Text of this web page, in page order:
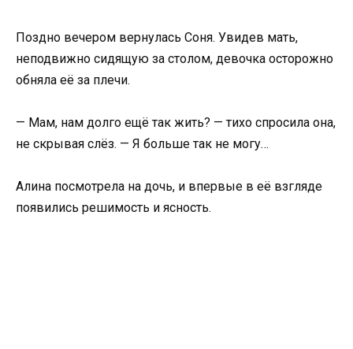
Поздно вечером вернулась Соня. Увидев мать,
неподвижно сидящую за столом, девочка осторожно
обняла её за плечи.
— Мам, нам долго ещё так жить? — тихо спросила она,
не скрывая слёз. — Я больше так не могу…
Алина посмотрела на дочь, и впервые в её взгляде
появились решимость и ясность.